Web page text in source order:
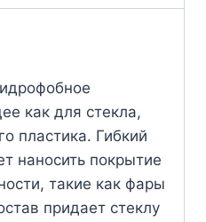
как для стекла,
пластика. Гибкий
наносить покрытие
такие как фары
придает стеклу